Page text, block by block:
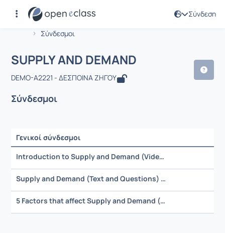
Σύνδεση
Αρχική Σελίδα
Σύνδεσμοι
Μάθημα : SUPPLY AND DEMAND
SUPPLY AND DEMAND
DEMO-A2221 - ΔΕΣΠΟΙΝΑ ΖΗΓΟΥ
Σύνδεσμοι
Γενικοί σύνδεσμοι
Ρυθμίσεις επιλογής / Αποτελέσματα
Introduction to Supply and Demand (Video)
Supply and Demand (Text and Questions)
5 Factors that affect Supply and Demand (Article)